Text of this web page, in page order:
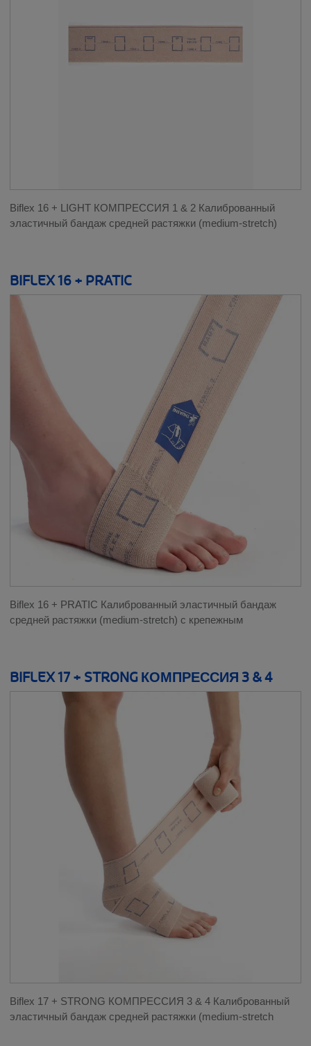
Biflex 16 + LIGHT КОМПРЕССИЯ 1 & 2 Калиброванный
эластичный бандаж средней растяжки (medium-stretch)
BIFLEX 16 + PRATIC
Biflex 16 + PRATIC Калиброванный эластичный бандаж
средней растяжки (medium-stretch) с крепежным
BIFLEX 17 + STRONG КОМПРЕССИЯ 3 & 4
Biflex 17 + STRONG КОМПРЕССИЯ 3 & 4 Калиброванный
эластичный бандаж средней растяжки (medium-stretch